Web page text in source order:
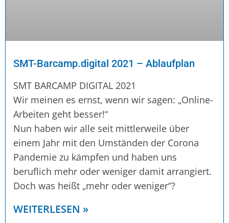
SMT-Barcamp.digital 2021 – Ablaufplan
SMT BARCAMP DIGITAL 2021
Wir meinen es ernst, wenn wir sagen: „Online-
Arbeiten geht besser!“
Nun haben wir alle seit mittlerweile über
einem Jahr mit den Umständen der Corona
Pandemie zu kämpfen und haben uns
beruflich mehr oder weniger damit arrangiert.
Doch was heißt „mehr oder weniger“?
WEITERLESEN »